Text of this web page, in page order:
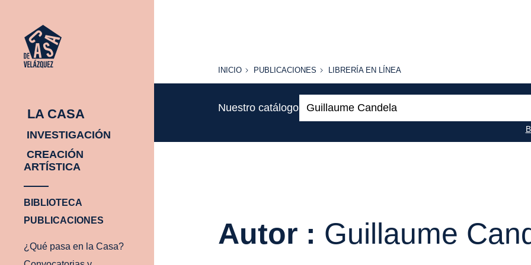
LA CASA
INVESTIGACIÓN
CREACIÓN
ARTÍSTICA
BIBLIOTECA
PUBLICACIONES
¿Qué pasa en la Casa?
INICIO
INICIO PUBLICACIONES
PUBLICACIONES
LIBRERÍA
LÍNEA
LIBRERÍA EN LÍNEA
Nuestro catálogo
Autor : Guillaume